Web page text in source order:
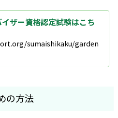
ザー資格認定試験はこち
sumaishikaku/garden
の方法